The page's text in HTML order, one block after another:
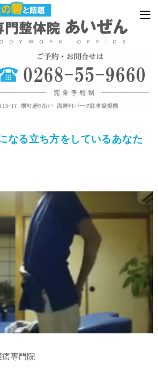
なる立ち方をしているあなた
痛専門院